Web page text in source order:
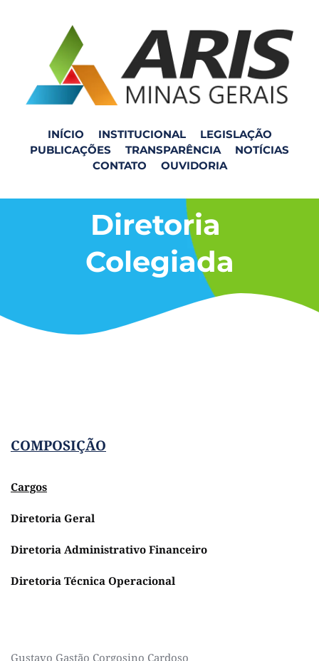
INÍCIO INSTITUCIONAL
LEGISLAÇÃO
PUBLICAÇÕES
TRANSPARÊNCIA
NOTÍCIAS
CONTATO
OUVIDORIA
Diretoria
Colegiada
COMPOSIÇÃO
Cargos
Diretoria Geral
Diretoria Administrativo Financeiro
Diretoria Técnica Operacional
Gustavo Gastão Corgosino Cardoso